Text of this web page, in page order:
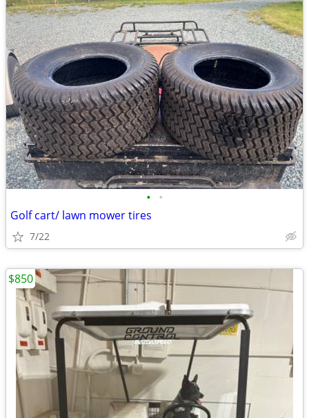
• •
Golf cart/ lawn mower tires
7/22
$850